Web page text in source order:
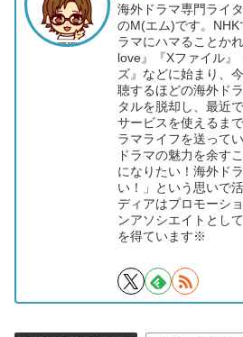
海外ドラマ専門ライ
のM(エム)です。
ラマにハマることか
love』『Xファイル』
ズ』などに始まり、
聴するほどの海外ド
タルを脱却し、最近
サービスを使えるま
ラマライフを送って
ドラマの魅力を余す
になりたい！海外ド
い！」という思いで
ディアはプロモーシ
ンアソシエイトとし
を得ています※